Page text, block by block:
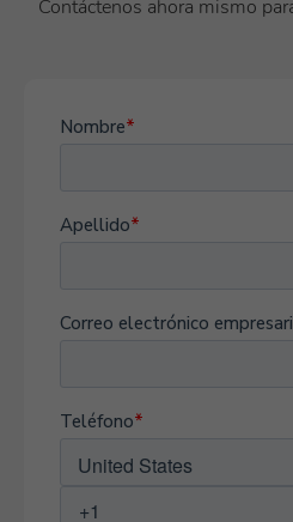
Contáctenos ahora mismo